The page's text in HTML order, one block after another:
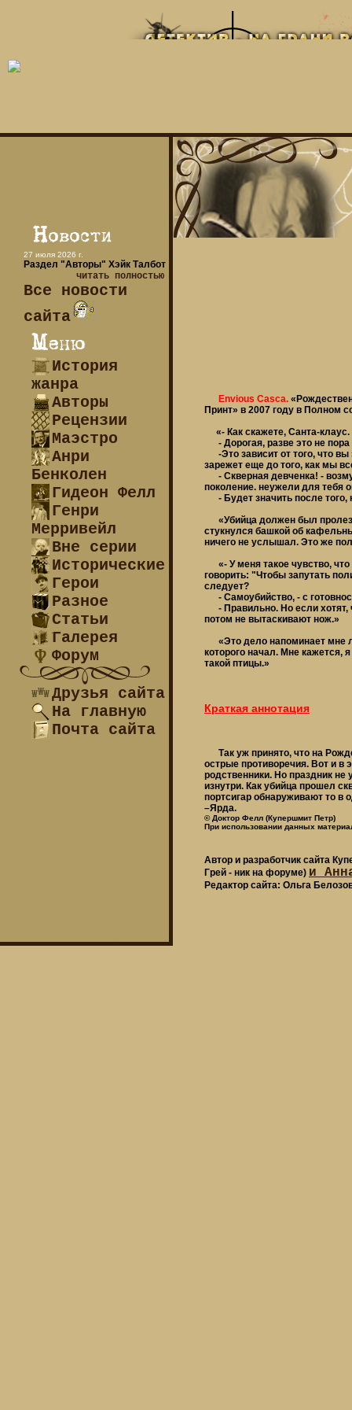
27 июля 2026 г.
Раздел "Авторы" Хэйк Талбот
читать полностью
Все новости
сайта
История
жанра
Авторы
Рецензии
Маэстро
Анри
Бенколен
Гидеон Фелл
Генри
Мерривейл
Вне серии
Исторические
Герои
Разное
Статьи
Галерея
Форум
Друзья сайта
На главную
Почта сайта
Envious Casca.
Принт» в 2007 году в Полном
«- Как скажете, Санта-клаус.
- Дорогая, разве это не
-Это зависит от того, что вы
зарежет еще до того, как мы
- Скверная девченка! -
поколение. неужели для тебя
- Будет значить после того,
«Убийца должен был
стукнулся башкой об
ничего не услышал. Это же
«- У меня такое чувство, что
говорить: "Чтобы запутать
следует?
- Самоубийство, - с
- Правильно. Но если хотят,
потом не вытаскивают нож.»
«Это дело напоминает мне
которого начал. Мне кажется,
такой птицы.»
Краткая аннотация
Так уж принято, что на
острые противоречия. Вот и в
родственники. Но праздник
изнутри. Как убийца прошел
портсигар обнаруживают то в
–Ярда.
© Доктор Фелл (Купершмит Петр)
При использовании данных
Автор и разработчик сайта
Грей - ник на форуме) и
Редактор сайта: Ольга